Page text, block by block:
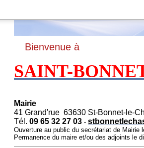
Bienvenue à
SAINT-
Mairie
41 Grand'rue 63630 St-Bonnet-le-
Tél. 09 65 32 27 03 -
Ouverture au public du secrétariat de Mairie
Permanence du maire et/ou des adjoints le